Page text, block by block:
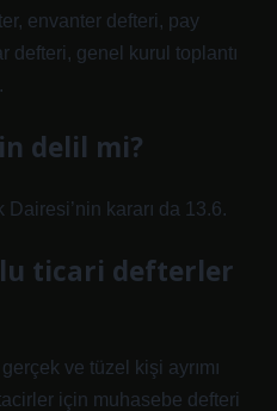
envanter defteri, pay
defteri, genel kurul toplantı
delil mi?
Dairesi’nin kararı da 13.6.
ticari defterler
ve tüzel kişi ayrımı
için muhasebe defteri